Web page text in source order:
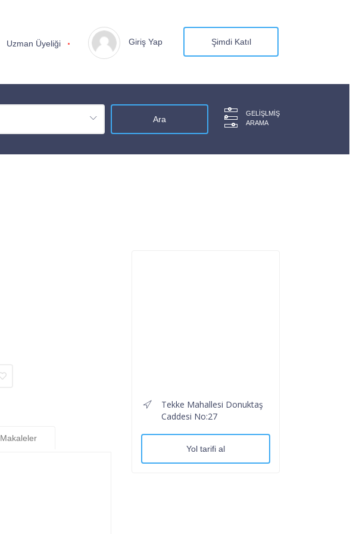
Uzman Üyeliği Giriş Yap Şimdi Katıl
GELIŞLMIŞ
ARAMA
Makaleler
Tekke Mahallesi Donuktaş
Caddesi No:27
Yol tarifi al